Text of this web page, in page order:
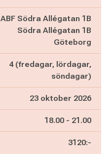
ABF Södra Allégatan 1B
Södra Allégatan 1B
Göteborg
4 (fredagar, lördagar,
söndagar)
23 oktober 2026
Pågår mellan
18.00 - och
21.00
3120:-